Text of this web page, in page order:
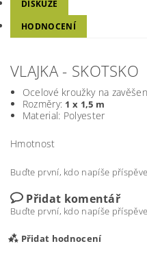
DISKUZE
HODNOCENÍ
VLAJKA - SKOTSKO
Ocelové kroužky na
Rozměry: 1 x 1,5 m
Material: Polyester
Hmotnost
Buďte první, kdo napíše
Přidat komentář
Buďte první, kdo napíše
Přidat hodnocení